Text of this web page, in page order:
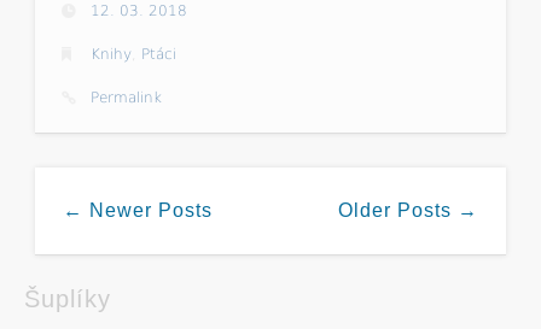
12. 03. 2018
Knihy Ptáci
Permalink
← Newer Posts Older Posts →
Šuplíky